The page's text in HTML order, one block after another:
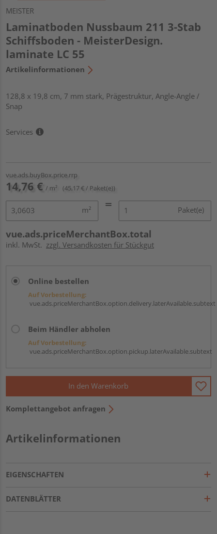
MEISTER
Laminatboden Nussbaum 211 3-Stab
Schiffsboden - MeisterDesign.
laminate LC 55
Artikelinformationen
128,8 x 19,8 cm, 7 mm stark, Prägestruktur, Angle-Angle /
Snap
Services
vue.ads.buyBox.price.rrp
14,76 € / m² (45,17 € / Paket(e))
m² Paket(e)
vue.ads.priceMerchantBox.total
inkl. MwSt. zzgl. Versandkosten für Stückgut
Online bestellen
Auf Vorbestellung:
vue.ads.priceMerchantBox.option.delivery.laterAvailable.subtext
Beim Händler abholen
Auf Vorbestellung:
vue.ads.priceMerchantBox.option.pickup.laterAvailable.subtext
In den Warenkorb
Komplettangebot anfragen
Artikelinformationen
EIGENSCHAFTEN
DATENBLÄTTER